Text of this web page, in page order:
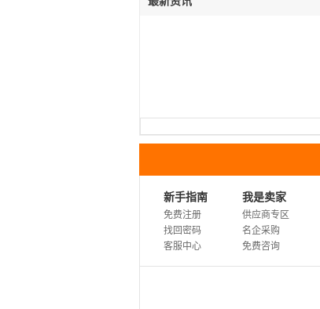
新手指南
免费注册
找回密码
客服中心
我是卖家
供应商专区
名企采购
免费咨询